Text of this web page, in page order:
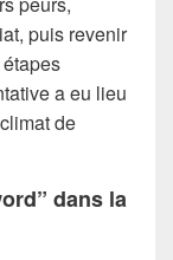
puis revenir
a eu lieu
de
dans la